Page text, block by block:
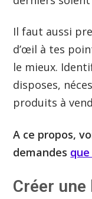
Il faut aussi
d’œil à tes
le mieux.
disposes,
produits à
A ce propos,
demandes
Créer